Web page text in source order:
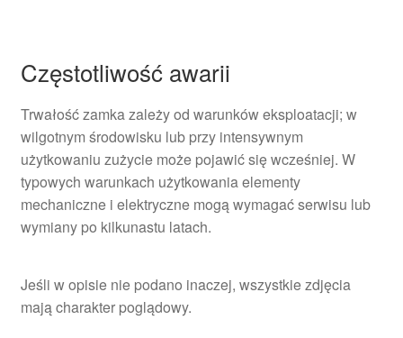
Częstotliwość awarii
Trwałość zamka zależy od warunków eksploatacji; w
wilgotnym środowisku lub przy intensywnym
użytkowaniu zużycie może pojawić się wcześniej. W
typowych warunkach użytkowania elementy
mechaniczne i elektryczne mogą wymagać serwisu lub
wymiany po kilkunastu latach.
Jeśli w opisie nie podano inaczej, wszystkie zdjęcia
mają charakter poglądowy.